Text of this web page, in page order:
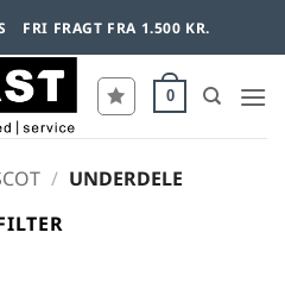
FRI FRAGT FRA 1.500 KR.
0
/ UNDERDELE